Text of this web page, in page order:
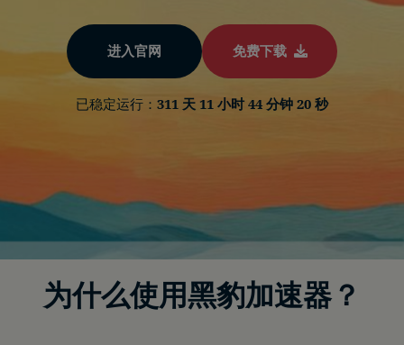
进入官网 免费下载
已稳定运行： 311 天 11 小时 44 分钟 20 秒
为什么使用黑豹加速器？